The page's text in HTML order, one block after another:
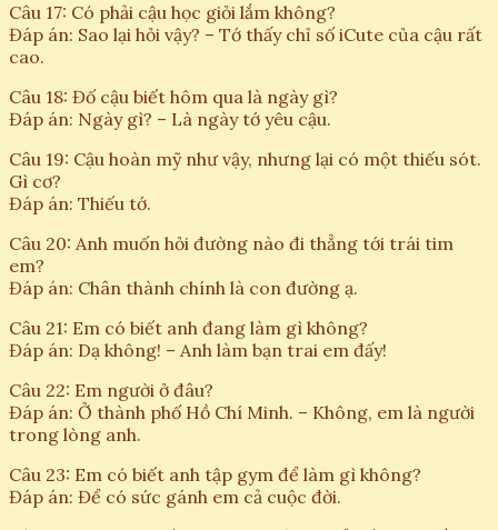
Câu 17: Có phải cậu học giỏi lắm không?
Đáp án: Sao lại hỏi vậy? – Tớ thấy chỉ số iCute của cậu rất
cao.
Câu 18: Đố cậu biết hôm qua là ngày gì?
Đáp án: Ngày gì? – Là ngày tớ yêu cậu.
Câu 19: Cậu hoàn mỹ như vậy, nhưng lại có một thiếu sót.
Gì cơ?
Đáp án: Thiếu tớ.
Câu 20: Anh muốn hỏi đường nào đi thẳng tới trái tim
em?
Đáp án: Chân thành chính là con đường ạ.
Câu 21: Em có biết anh đang làm gì không?
Đáp án: Dạ không! – Anh làm bạn trai em đấy!
Câu 22: Em người ở đâu?
Đáp án: Ở thành phố Hồ Chí Minh. – Không, em là người
trong lòng anh.
Câu 23: Em có biết anh tập gym để làm gì không?
Đáp án: Để có sức gánh em cả cuộc đời.